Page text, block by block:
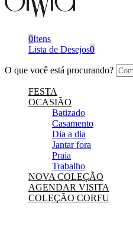
0Itens
Lista de Desejos0
O que você está procurando?
FESTA
OCASIÃO
Batizado
Casamento
Dia a dia
Jantar fora
Praia
Trabalho
NOVA COLEÇÃO
AGENDAR VISITA
COLEÇÃO CORFU